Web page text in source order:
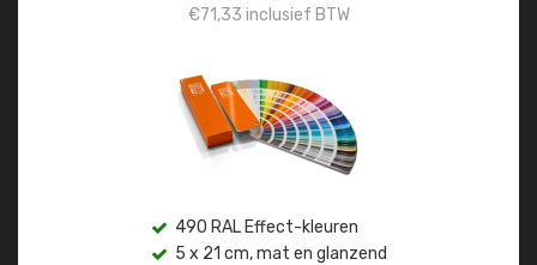
€71,33 inclusief BTW
490 RAL Effect-kleuren
5 x 21 cm, mat en glanzend